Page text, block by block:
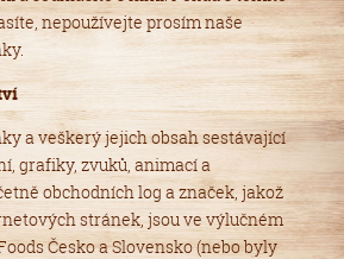
nepoužívejte prosím naše
a veškerý jejich obsah sestávající
grafiky, zvuků, animací a
obchodních log a značek, jakož
stránek, jsou ve výlučném
Česko a Slovensko (nebo byly